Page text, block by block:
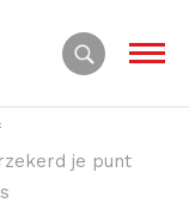
je punt